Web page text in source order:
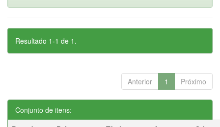
Resultado 1-1 de 1.
Anterior 1 Próximo
Conjunto de itens: